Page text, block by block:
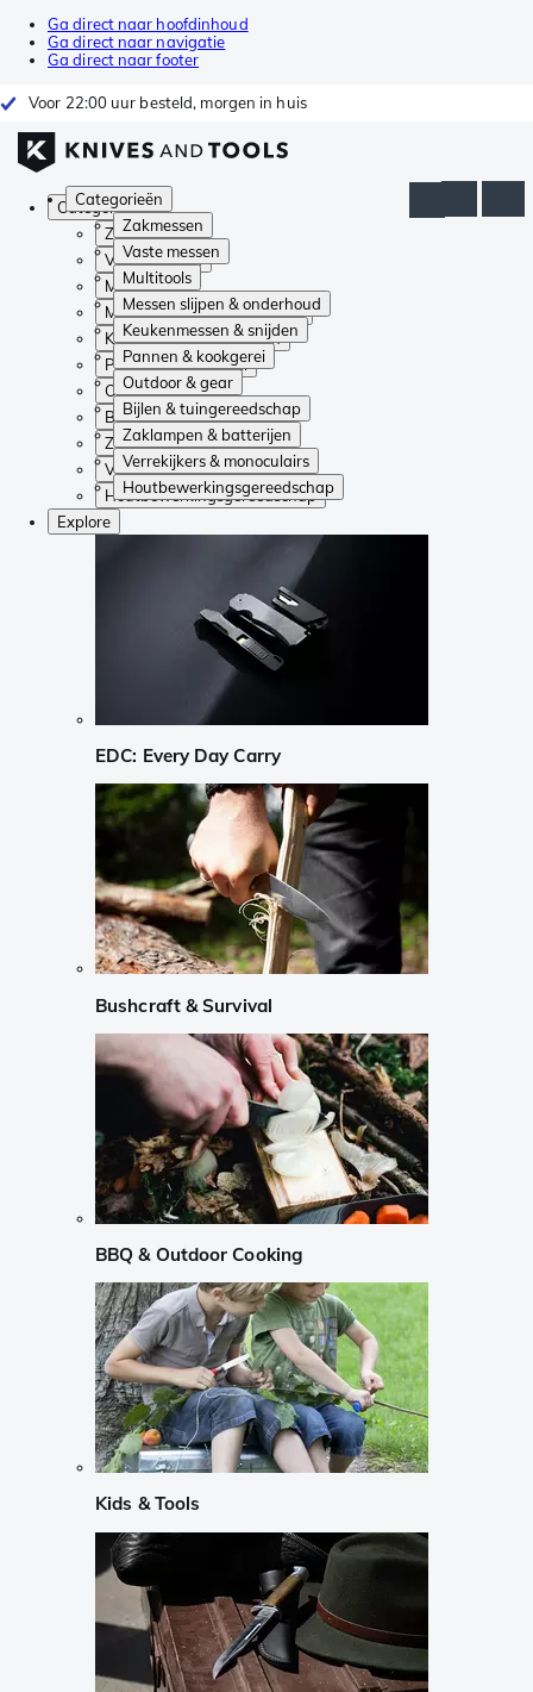
Ga direct naar hoofdinhoud
Ga direct naar navigatie
Ga direct naar footer
Voor 22:00 uur besteld, morgen in huis
Categorieën
Zakmessen
Vaste messen
Multitools
Messen slijpen & onderhoud
Keukenmessen & snijden
Pannen & kookgerei
Outdoor & gear
Bijlen & tuingereedschap
Zaklampen & batterijen
Verrekijkers & monoculairs
Houtbewerkingsgereedschap
Categorieën
Zakmessen
Vaste messen
Multitools
Messen slijpen & onderhoud
Keukenmessen & snijden
Pannen & kookgerei
Outdoor & gear
Bijlen & tuingereedschap
Zaklampen & batterijen
Verrekijkers & monoculairs
Houtbewerkingsgereedschap
Explore
EDC: Every Day Carry
Bushcraft & Survival
BBQ & Outdoor Cooking
Kids & Tools